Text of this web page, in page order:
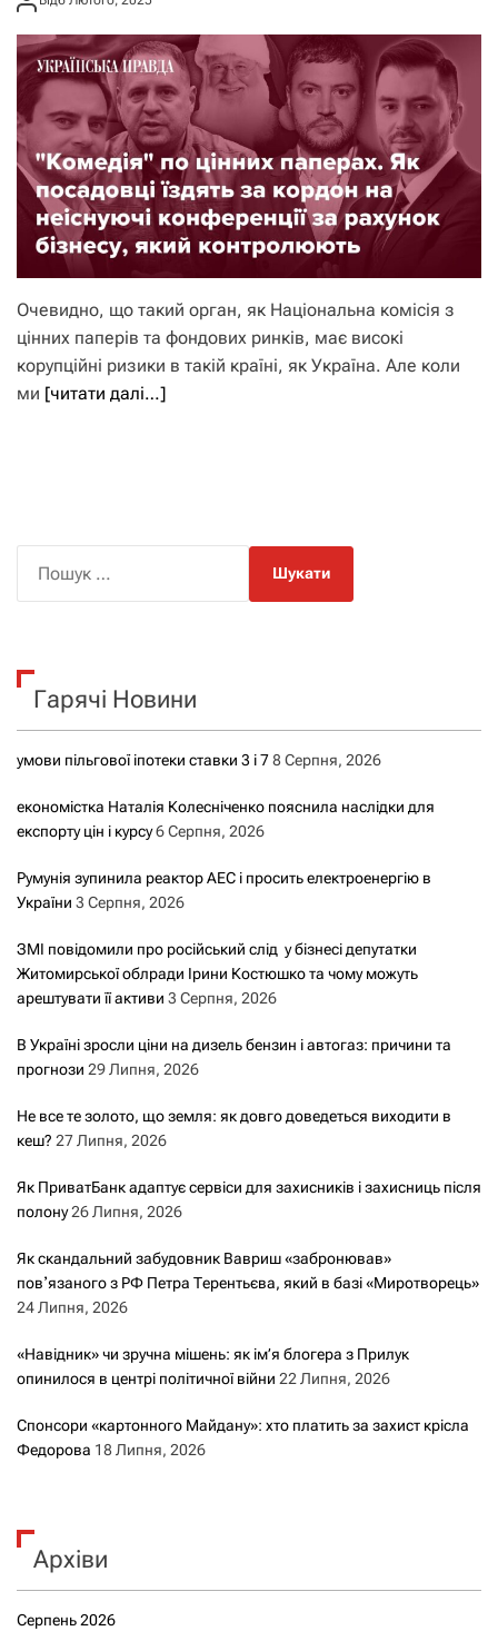
Очевидно, що такий орган, як Національна комісія з
цінних паперів та фондових ринків, має високі
корупційні ризики в такій країні, як Україна. Але коли
ми [читати далі…]
к
Гарячі Новини
умови пільгової іпотеки ставки 3 і 78 Серпня, 2026
економістка Наталія Колесніченко пояснила наслідки для
експорту цін і курсу6 Серпня, 2026
Румунія зупинила реактор АЕС і просить електроенергію в
України 3 Серпня, 2026
ЗМІ повідомили про російський слід у бізнесі депутатки
Житомирської облради Ірини Костюшко та чому можуть
арештувати її активи 3 Серпня, 2026
В Україні зросли ціни на дизель бензин і автогаз: причини та
прогнози 29 Липня, 2026
Не все те золото, що земля: як довго доведеться виходити в
кеш? 27 Липня, 2026
Як ПриватБанк адаптує сервіси для захисників і захисниць після
полону26 Липня, 2026
Як скандальний забудовник Вавриш «забронював»
повʼязаного з РФ Петра Терентьєва, який в базі «Миротворець»
24 Липня, 2026
«Навідник» чи зручна мішень: як ім’я блогера з Прилук
опинилося в центрі політичної війни 22 Липня, 2026
Спонсори «картонного Майдану»: хто платить за захист крісла
Федорова 18 Липня, 2026
Архіви
Серпень 2026